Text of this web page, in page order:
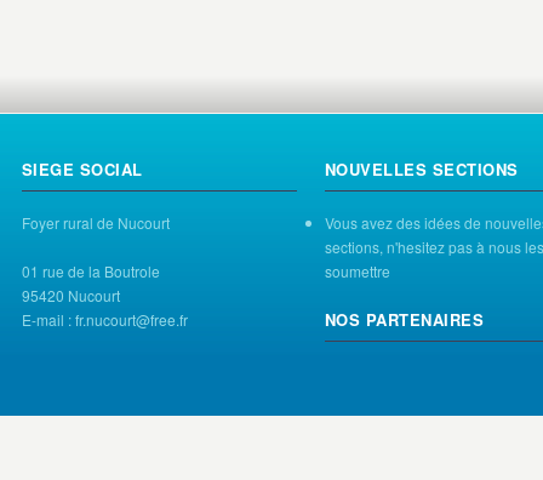
SIEGE SOCIAL
Foyer rural de Nucourt
01 rue de la Boutrole
95420 Nucourt
E-mail : fr.nucourt@free.fr
NOUVELLES SECTIONS
Vous avez des idées de
sections, n'hesitez pas à nous les
soumettre
NOS PARTENAIRES